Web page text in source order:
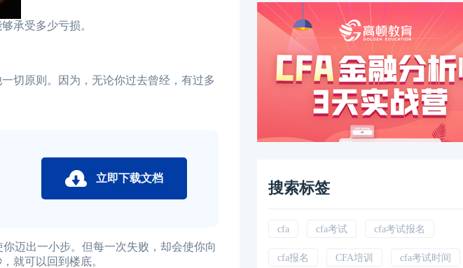
承受多少亏损。
切原则。因为，无论你过去曾经，有过多
立即下载文档
迈出一小步。但每一次失败，却会使你向
就可以回到楼底。
搜索标签
cfa cfa考试 cfa考试报名
cfa报名 CFA培训 cfa考试时间